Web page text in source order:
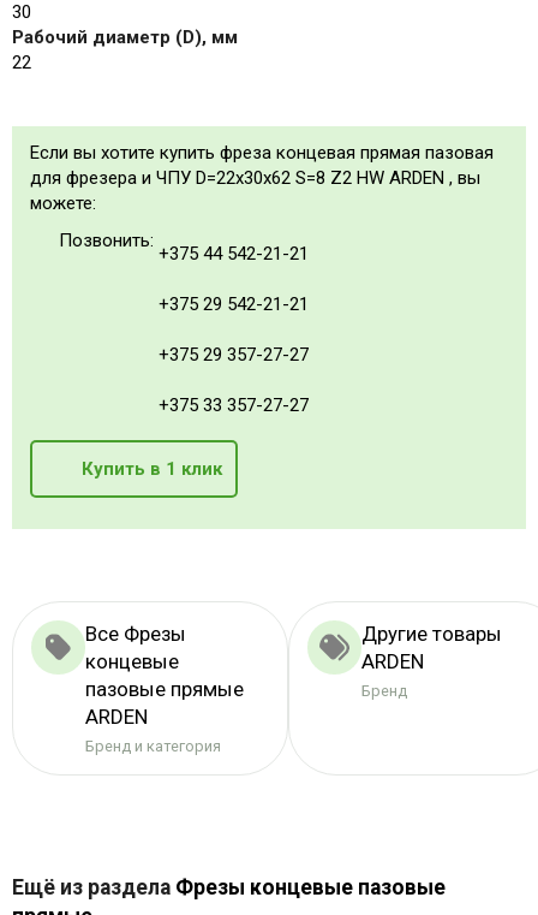
30
Рабочий диаметр (D), мм
22
Если вы хотите купить фреза концевая прямая пазовая
для фрезера и ЧПУ D=22x30x62 S=8 Z2 HW ARDEN , вы
можете:
Позвонить:
+375 44 542-21-21
+375 29 542-21-21
+375 29 357-27-27
+375 33 357-27-27
Купить в 1 клик
Все Фрезы
концевые
пазовые прямые
ARDEN
Бренд и категория
Другие товары
ARDEN
Бренд
Ещё из раздела Фрезы концевые пазовые